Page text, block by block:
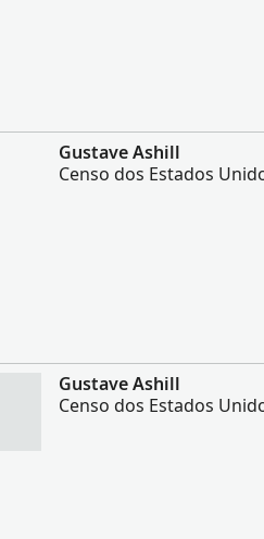
Gustave Ashill
Censo dos Estados
Gustave Ashill
Censo dos Estados